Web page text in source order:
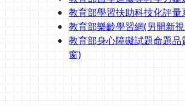
教育部學習扶助科技化評
教育部樂齡學習網(另開新
教育部身心障礙試題命題
窗)